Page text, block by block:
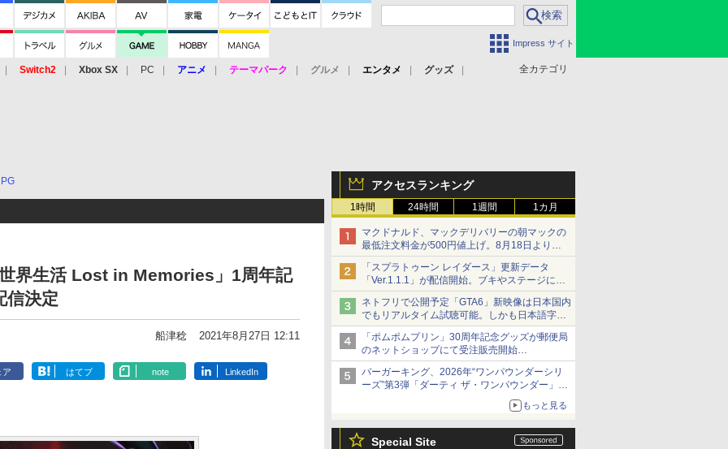
Impress サイト
全カテゴリ
Switch2 Xbox SX PC アニメ テーマパーク グルメ エンタメ
グッズ
アクセスランキング
1時間 24時間 1週間 1カ月
マクドナルド、マックデリバリーの朝マックの
最低注文料金が500円値上げ。8月18日より
1,500円から受付
「スプラトゥーン レイダース」更新データ
「Ver.1.1.1」が配信開始。ブキやステージに関
する不具合を修正
ネトフリで公開予定「GTA6」新映像は日本国内
でもリアルタイム試聴可能。しかも日本語字幕
付き
Netflixから公式回答あり
「ポムポムプリン」30周年記念グッズが郵便局
のネットショップにて受注販売開始
「おもちもちもちクッション」など今年だけの
限定商品が登場
バーガーキング、2026年“ワンパウンダーシリ
ーズ”第3弾「ダーティ ザ・ワンパウンダー」を
「特製ガーリックマヨソース」を使用した超大
もっと見る
Special Site
界生活 Lost in Memories」1周年記
信決定
船津稔 2021年8月27日 12:11
ア はてブ note LinkedIn